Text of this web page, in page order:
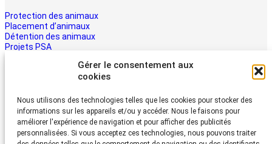
Gérer le consentement aux
cookies
Nous utilisons des technologies telles que les cookies pour stocker des
informations sur les appareils et/ou y accéder. Nous le faisons pour
améliorer l'expérience de navigation et pour afficher des publicités
personnalisées. Si vous acceptez ces technologies, nous pouvons traiter
Protection des animaux
Placement d’animaux
Détention des animaux
Projets PSA
Les animaux ont besoin d’aide – la vôtre aussi. Soutenez le travail
du Protection Suisse des Animaux PSA